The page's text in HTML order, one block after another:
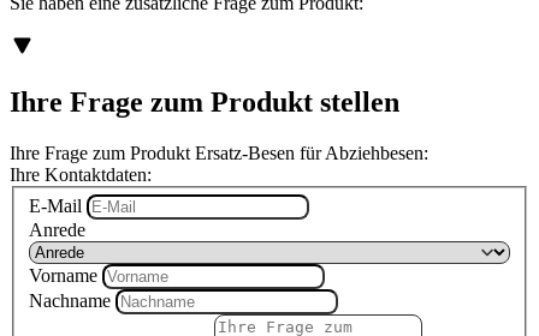
Ihre Frage zum Produkt stellen
Ihre Frage zum Produkt Ersatz-Besen für Abziehbesen:
Ihre Kontaktdaten:
E-Mail
Anrede
Vorname
Nachname